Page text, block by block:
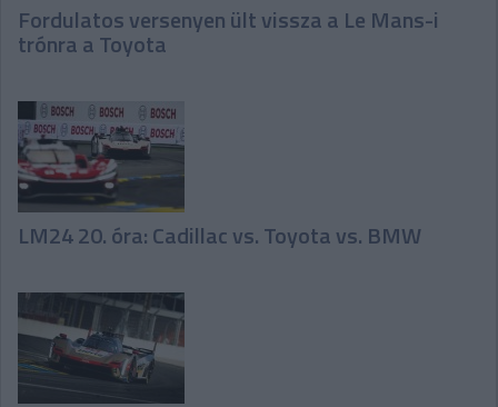
Fordulatos versenyen ült vissza a Le Mans-i
trónra a Toyota
LM24 20. óra: Cadillac vs. Toyota vs. BMW